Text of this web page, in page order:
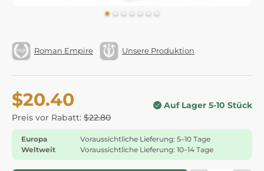
Roman Empire Unsere Produktion
$20.40
Preis vor Rabatt: $22.80
Auf Lager 5-10 Stück
Europa
Voraussichtliche Lieferung: 5–10 Tage
Weltweit
Voraussichtliche Lieferung: 10–14 Tage